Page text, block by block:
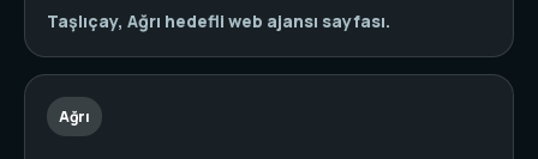
Taşlıçay, Ağrı hedefli web ajansı sayfası.
Ağrı